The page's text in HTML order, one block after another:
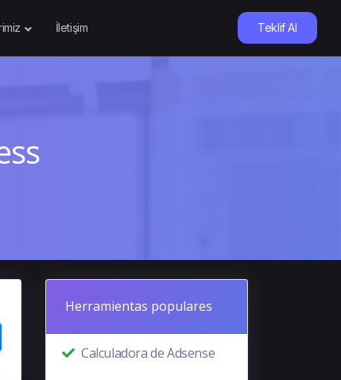
İletişim Teklif Al
Herramientas populares
Calculadora de Adsense